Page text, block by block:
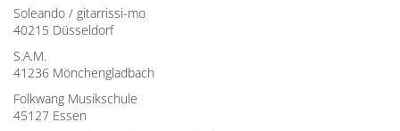
Soleando / gitarrissi-mo
40215 Düsseldorf
S.A.M.
41236 Mönchengladbach
Folkwang Musikschule
45127 Essen